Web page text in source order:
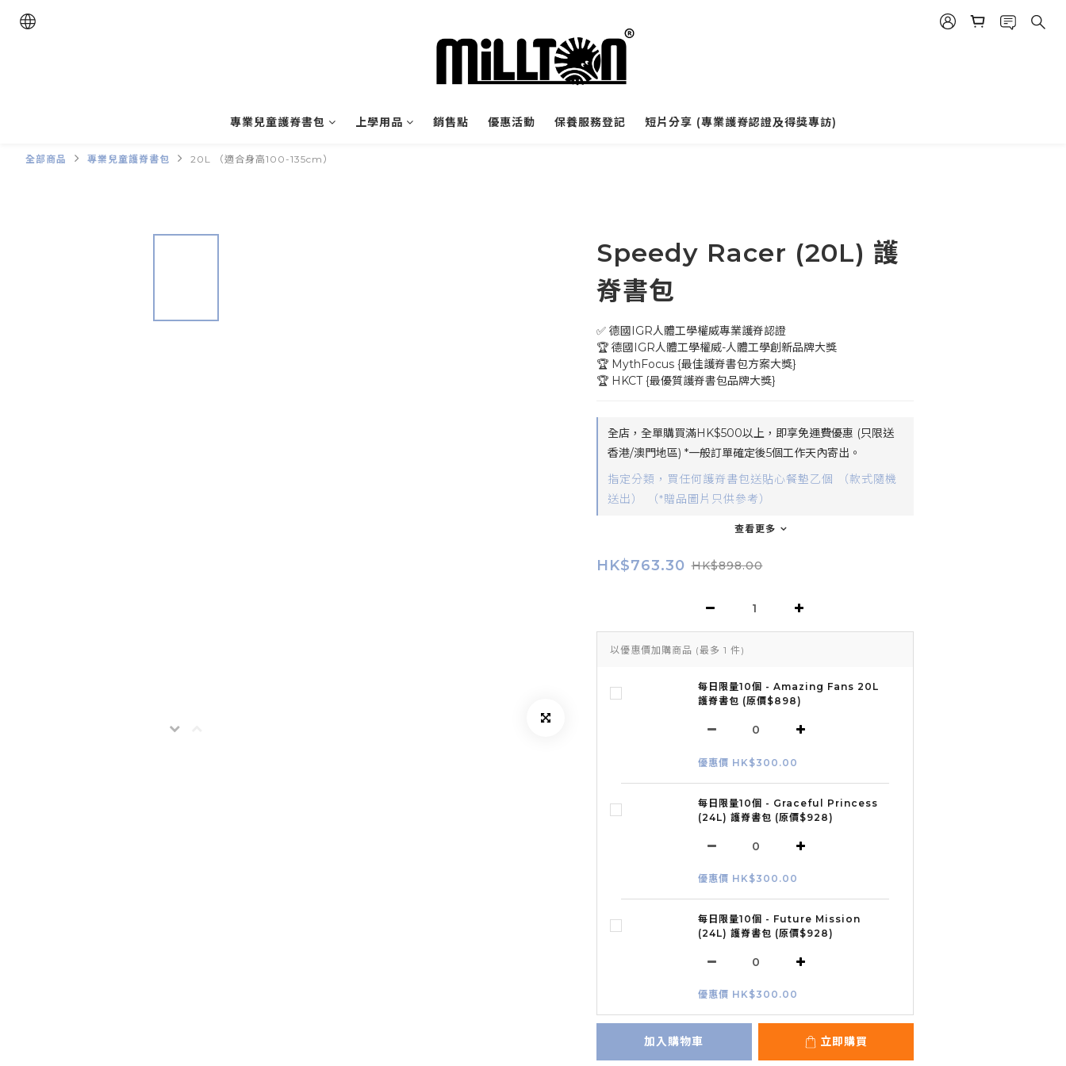
專業兒童護脊書包 上學用品 銷售點 優惠活動 保養服務登記 短片分享 (專業護脊認證及得獎專訪)
全部商品 專業兒童護脊書包 20L （適合身高100-135cm）
Speedy Racer (20L) 護
脊書包
✅ 德國IGR人體工學權威專業護脊認證
🏆 德國IGR人體工學權威-人體工學創新品牌大獎
🏆 MythFocus {最佳護脊書包方案大獎}
🏆 HKCT {最優質護脊書包品牌大獎}
全店，全單購買滿HK$500以上，即享免運費優惠 (只限送
香港/澳門地區) *一般訂單確定後5個工作天內寄出。
指定分類，買任何護脊書包送貼心餐墊乙個 （款式隨機
送出） （*贈品圖片只供參考）
查看更多
HK$763.30 HK$898.00
以優惠價加購商品 (最多 1 件)
每日限量10個 - Amazing Fans 20L
護脊書包 (原價$898)
優惠價 HK$300.00
每日限量10個 - Graceful Princess
(24L) 護脊書包 (原價$928)
優惠價 HK$300.00
每日限量10個 - Future Mission
(24L) 護脊書包 (原價$928)
優惠價 HK$300.00
加入購物車 立即購買